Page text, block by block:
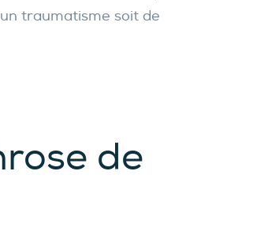
traumatisme soit de
de